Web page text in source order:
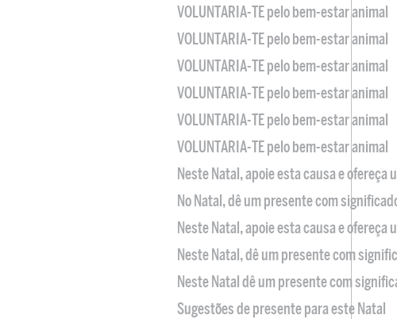
VOLUNTARIA-TE pelo bem-estar animal
VOLUNTARIA-TE pelo bem-estar animal
VOLUNTARIA-TE pelo bem-estar animal
VOLUNTARIA-TE pelo bem-estar animal
VOLUNTARIA-TE pelo bem-estar animal
VOLUNTARIA-TE pelo bem-estar animal
Neste Natal, apoie esta causa e
No Natal, dê um presente com
Neste Natal, apoie esta causa e
Neste Natal, dê um presente com
Neste Natal dê um presente com
Sugestões de presente para este Natal